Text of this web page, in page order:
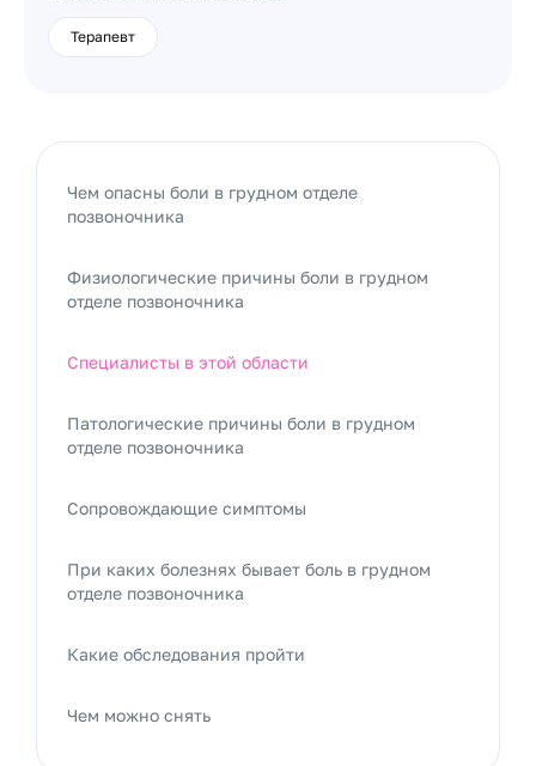
Терапевт
Чем опасны боли в грудном отделе
позвоночника
Физиологические причины боли в грудном
отделе позвоночника
Специалисты в этой области
Патологические причины боли в грудном
отделе позвоночника
Сопровождающие симптомы
При каких болезнях бывает боль в грудном
отделе позвоночника
Какие обследования пройти
Чем можно снять